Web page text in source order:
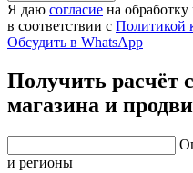
Я даю согласие на
в соответствии с Политикой
Обсудить в WhatsApp
Получить расчёт
магазина и
и регионы